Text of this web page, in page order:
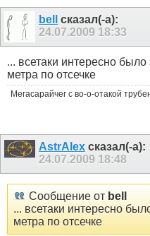
bell
сказал(-а):
24.07.2009 18:33
... всетаки интересно
метра по отсечке
Мегасарайчег с во-о-отакой
AstrAlex сказал(-а):
24.07.2009 18:48
Сообщение от bell
... всетаки интересно
метра по отсечке